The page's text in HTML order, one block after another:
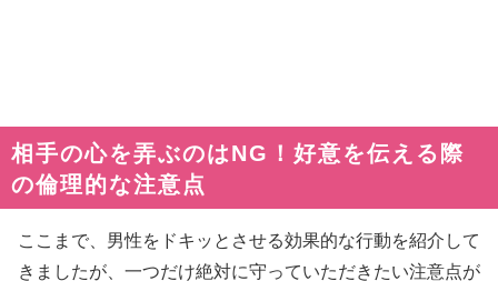
相手の心を弄ぶのはNG！好意を伝える際
の倫理的な注意点
ここまで、男性をドキッとさせる効果的な行動を紹介して
きましたが、一つだけ絶対に守っていただきたい注意点が